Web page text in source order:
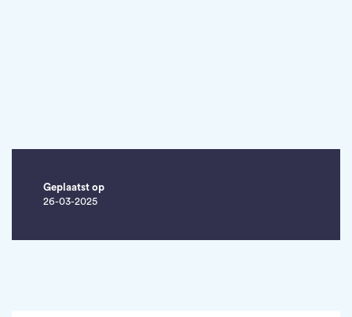
Geplaatst op
26-03-2025